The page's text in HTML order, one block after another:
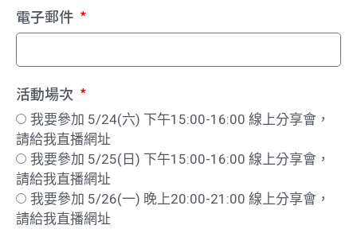
電子郵件
活動場次
我要參加 5/24(六) 下午15:00-16:00 線上分享會，
請給我直播網址
我要參加 5/25(日) 下午15:00-16:00 線上分享會，
請給我直播網址
我要參加 5/26(一) 晚上20:00-21:00 線上分享會，
請給我直播網址